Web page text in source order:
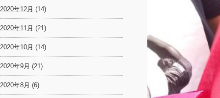
2020年12月 (14)
2020年11月 (21)
2020年10月 (14)
2020年9月 (21)
2020年8月 (6)